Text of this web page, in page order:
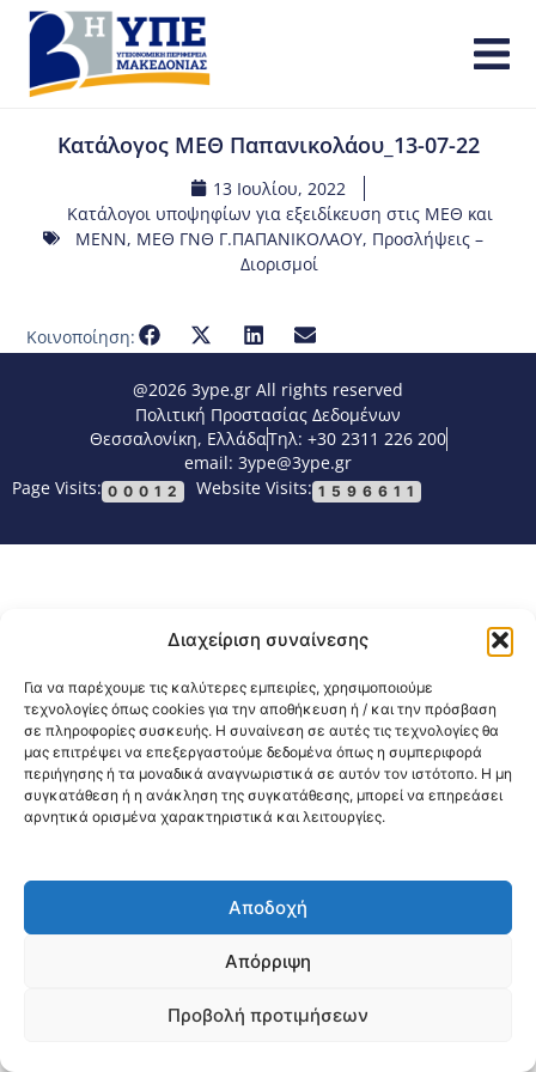
Διαχείριση συναίνεσης
Για να παρέχουμε τις καλύτερες εμπειρίες, χρησιμοποιούμε
τεχνολογίες όπως cookies για την αποθήκευση ή / και την πρόσβαση
σε πληροφορίες συσκευής. Η συναίνεση σε αυτές τις τεχνολογίες θα
μας επιτρέψει να επεξεργαστούμε δεδομένα όπως η συμπεριφορά
περιήγησης ή τα μοναδικά αναγνωριστικά σε αυτόν τον ιστότοπο. Η μη
συγκατάθεση ή η ανάκληση της συγκατάθεσης, μπορεί να επηρεάσει
αρνητικά ορισμένα χαρακτηριστικά και λειτουργίες.
Αποδοχή
Απόρριψη
Προβολή προτιμήσεων
Κατάλογος ΜΕΘ Παπανικολάου_13-07-22
13 Ιουλίου, 2022
Κατάλογοι υποψηφίων για εξειδίκευση στις ΜΕΘ και
ΜΕΝΝ, ΜΕΘ ΓΝΘ Γ.ΠΑΠΑΝΙΚΟΛΑΟΥ, Προσλήψεις –
Διορισμοί
Κοινοποίηση:
@2026 3ype.gr All rights reserved
Πολιτική Προστασίας Δεδομένων
Θεσσαλονίκη, ΕλλάδαΤηλ: +30 2311 226 200
email: 3ype@3ype.gr
Page Visits: 00012 Website Visits: 1596611